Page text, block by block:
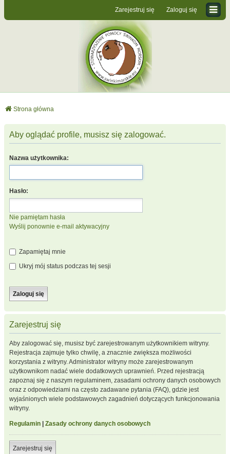
Zaloguj się
Zarejestruj się
Strona główna
Aby oglądać profile, musisz się zalogować.
Nazwa użytkownika:
Hasło:
Nie pamiętam hasła
Wyślij ponownie e-mail aktywacyjny
Zapamiętaj mnie
Ukryj mój status podczas tej sesji
Zarejestruj się
Aby zalogować się, musisz być zarejestrowanym użytkownikiem witryny.
Rejestracja zajmuje tylko chwilę, a znacznie zwiększa możliwości
korzystania z witryny. Administrator witryny może zarejestrowanym
użytkownikom nadać wiele dodatkowych uprawnień. Przed rejestracją
zapoznaj się z naszym regulaminem, zasadami ochrony danych osobowych
oraz z odpowiedziami na często zadawane pytania (FAQ), gdzie jest
wyjaśnionych wiele podstawowych zagadnień dotyczących funkcjonowania
witryny.
Regulamin Zasady ochrony danych osobowych
Zarejestruj się